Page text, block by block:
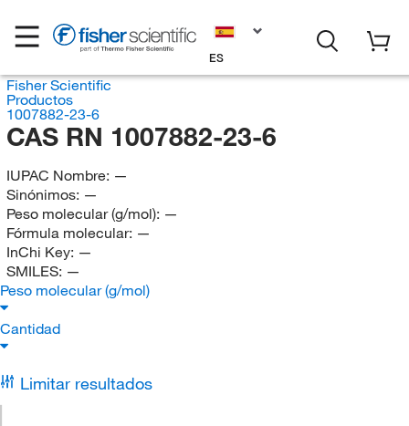
ES
Fisher Scientific
Productos
1007882-23-6
CAS RN 1007882-23-6
IUPAC Nombre: —
Sinónimos: —
Peso molecular (g/mol): —
Fórmula molecular: —
InChi Key: —
SMILES: —
Peso molecular (g/mol)
Cantidad
Limitar resultados